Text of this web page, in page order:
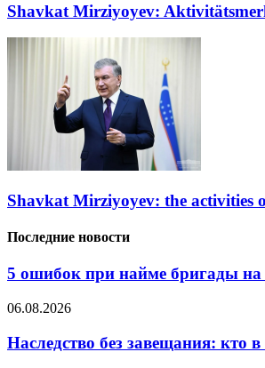
Shavkat Mirziyoyev:
Shavkat Mirziyoyev: the activities
Последние новости
5 ошибок при найме бригады на
06.08.2026
Наследство без завещания: кто